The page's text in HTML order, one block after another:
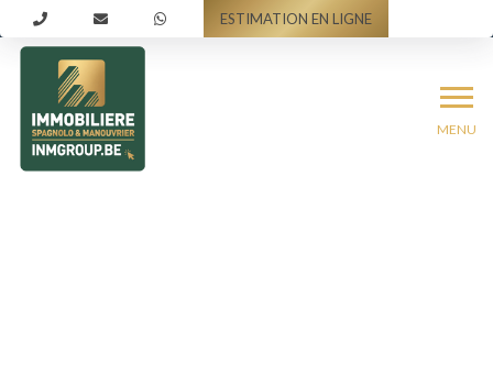
ESTIMATION EN LIGNE
MENU